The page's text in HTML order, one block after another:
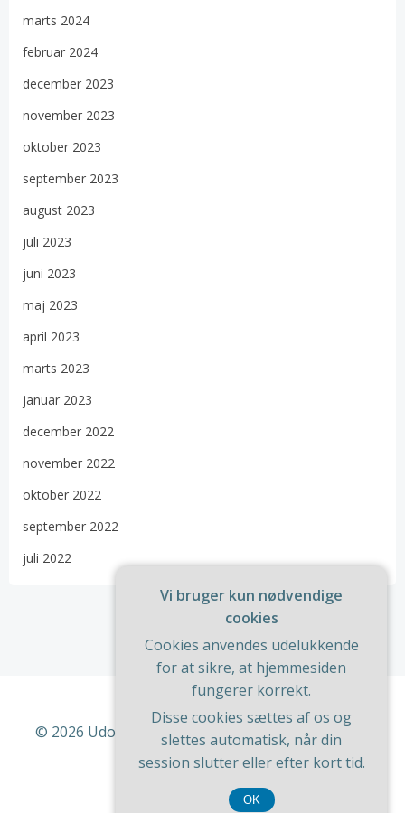
marts 2024
februar 2024
december 2023
november 2023
oktober 2023
september 2023
august 2023
juli 2023
juni 2023
maj 2023
april 2023
marts 2023
januar 2023
december 2022
november 2022
oktober 2022
september 2022
juli 2022
© 2026 Udon. Bygget ved at bruge WordPress og
ColibriWP Theme
Vi bruger kun nødvendige
cookies
Cookies anvendes udelukkende
for at sikre, at hjemmesiden
fungerer korrekt.
Disse cookies sættes af os og
slettes automatisk, når din
session slutter eller efter kort tid.
OK